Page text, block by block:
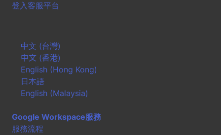
登入客服平台
中文 (台灣)
中文 (香港)
English (Hong Kong)
日本語
English (Malaysia)
Google Workspace服務
服務流程